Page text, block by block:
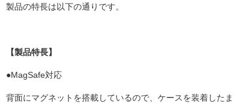
製品の特長は以下の通りです。
【製品特長】
●MagSafe対応
背面にマグネットを搭載しているので、ケースを装着した